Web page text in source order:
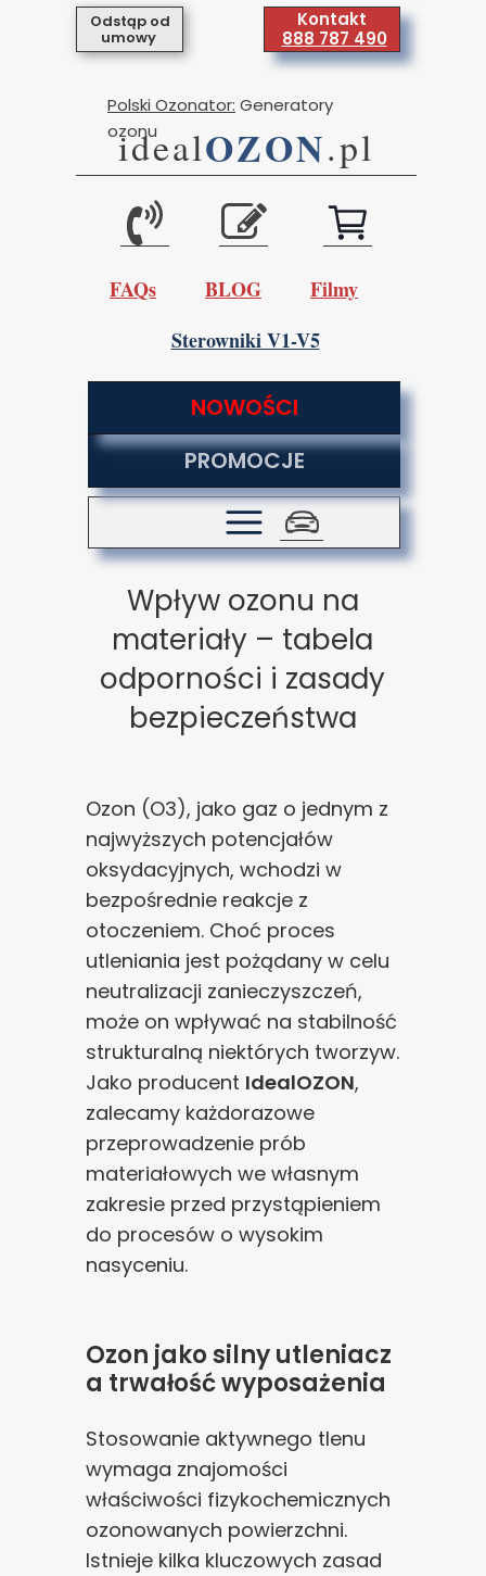
Odstąp od
umowy
NOWOŚCI
PROMOCJE
Kontakt
888 787 490
FAQs BLOG Filmy
idealOZON.pl
Polski Ozonator: Generatory
ozonu
Sterowniki V1-V5
Wpływ ozonu na
materiały – tabela
odporności i zasady
bezpieczeństwa
Ozon (O3), jako gaz o jednym z
najwyższych potencjałów
oksydacyjnych, wchodzi w
bezpośrednie reakcje z
otoczeniem. Choć proces
utleniania jest pożądany w celu
neutralizacji zanieczyszczeń,
może on wpływać na stabilność
strukturalną niektórych tworzyw.
Jako producent IdealOZON,
zalecamy każdorazowe
przeprowadzenie prób
materiałowych we własnym
zakresie przed przystąpieniem
do procesów o wysokim
nasyceniu.
Ozon jako silny utleniacz
a trwałość wyposażenia
Stosowanie aktywnego tlenu
wymaga znajomości
właściwości fizykochemicznych
ozonowanych powierzchni.
Istnieje kilka kluczowych zasad